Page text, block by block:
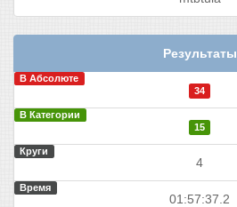
Результаты
В Абсолюте
34
В Категории
15
Круги
4
Время
01:57:37.2